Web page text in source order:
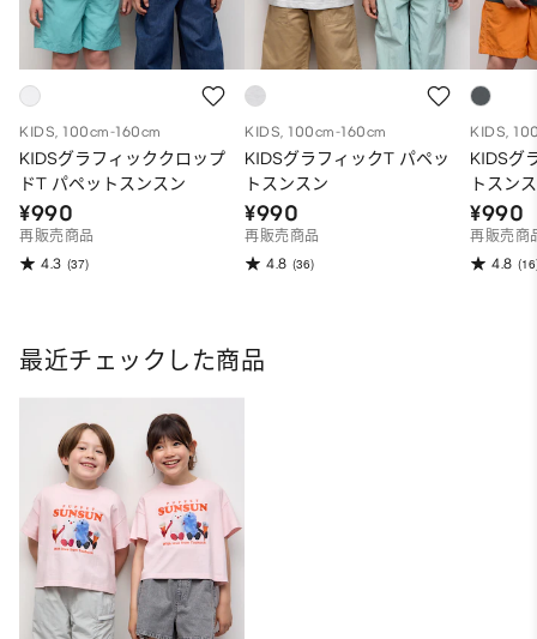
KIDS, 100cm-160cm
KIDSグラフィッククロップ
ドT パペットスンスン
¥990
再販売商品
4.3 (37)
KIDS, 100cm-160cm
KIDSグラフィックT パペッ
トスンスン
¥990
再販売商品
4.8 (36)
KIDS,
KIDSグ
トスン
¥990
再販売商
4.8
最近チェックした商品